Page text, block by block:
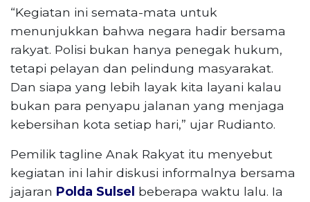
“Kegiatan ini semata-mata untuk
menunjukkan bahwa negara hadir bersama
rakyat. Polisi bukan hanya penegak hukum,
tetapi pelayan dan pelindung masyarakat.
Dan siapa yang lebih layak kita layani kalau
bukan para penyapu jalanan yang menjaga
kebersihan kota setiap hari,” ujar Rudianto.
Pemilik tagline Anak Rakyat itu menyebut
kegiatan ini lahir diskusi informalnya bersama
jajaran Polda Sulsel beberapa waktu lalu. Ia